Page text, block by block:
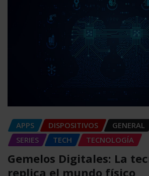
APPS DISPOSITIVOS GENERAL
SERIES
TECH TECNOLOGÍA
Gemelos Digitales: La
replica el mundo físico